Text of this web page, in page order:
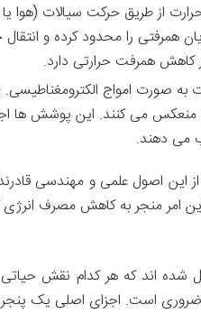
ازطریق حرکت سیالات (هوا یا
همرفتی را محدود کرده و انتقال
کاهش همرفت حرارتی دارد.
به صورت امواج الکترومغناطیسی.
منعکس می کنند. این پوشش ها
می دهند.
از این اصول علمی و مهندسی
امرمنجربه کاهش مصرف انرژی
شده اند که هر کدام نقش حیاتی
ضروری است. اجزای اصلی یک